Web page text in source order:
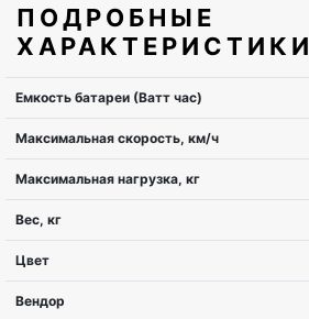
ПОДРОБНЫЕ
ХАРАКТЕРИСТИКИ